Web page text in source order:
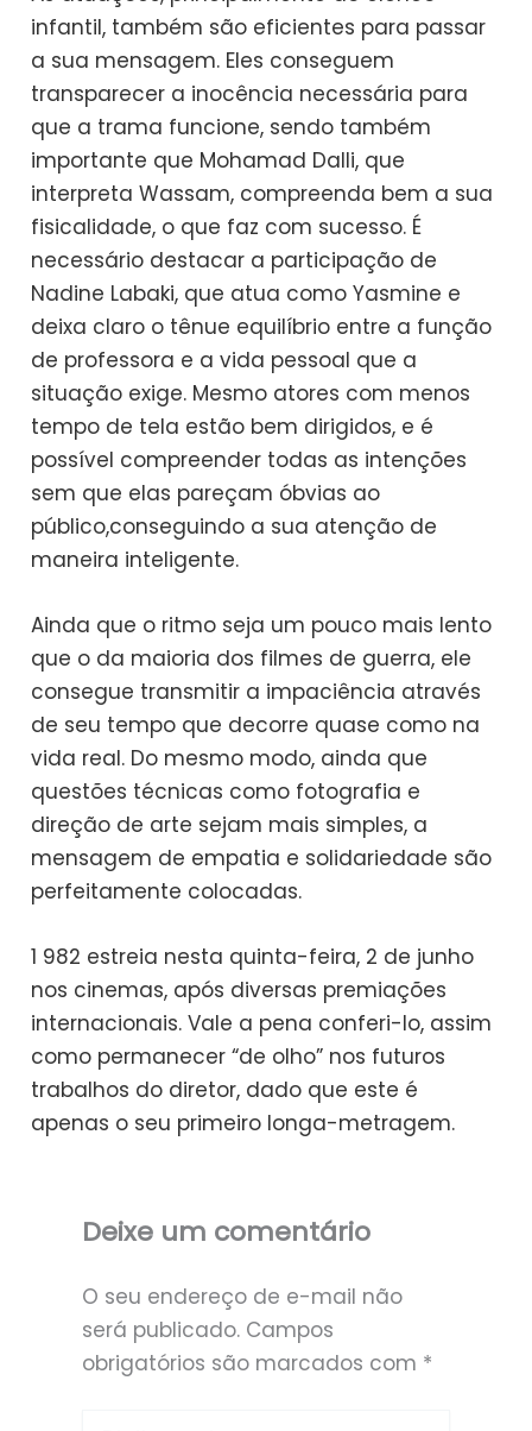
infantil, também são eficientes para passar
a sua mensagem. Eles conseguem
transparecer a inocência necessária para
que a trama funcione, sendo também
importante que Mohamad Dalli, que
interpreta Wassam, compreenda bem a sua
fisicalidade, o que faz com sucesso. É
necessário destacar a participação de
Nadine Labaki, que atua como Yasmine e
deixa claro o tênue equilíbrio entre a função
de professora e a vida pessoal que a
situação exige. Mesmo atores com menos
tempo de tela estão bem dirigidos, e é
possível compreender todas as intenções
sem que elas pareçam óbvias ao
público,conseguindo a sua atenção de
maneira inteligente.
Ainda que o ritmo seja um pouco mais lento
que o da maioria dos filmes de guerra, ele
consegue transmitir a impaciência através
de seu tempo que decorre quase como na
vida real. Do mesmo modo, ainda que
questões técnicas como fotografia e
direção de arte sejam mais simples, a
mensagem de empatia e solidariedade são
perfeitamente colocadas.
1 982 estreia nesta quinta-feira, 2 de junho
nos cinemas, após diversas premiações
internacionais. Vale a pena conferi-lo, assim
como permanecer “de olho” nos futuros
trabalhos do diretor, dado que este é
apenas o seu primeiro longa-metragem.
Deixe um comentário
O seu endereço de e-mail não
será publicado. Campos
obrigatórios são marcados com *